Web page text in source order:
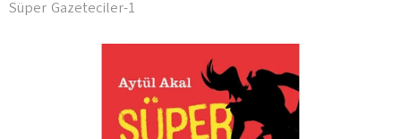
Süper Gazeteciler-1